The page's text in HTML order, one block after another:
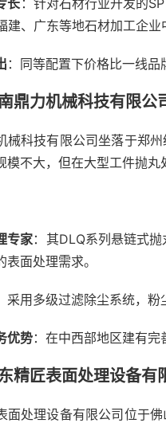
长：针对石材行业开发的
建、广东等地石材加工企业
：同等配置下价格比一线品
鼎力机械科技有
械科技有限公司坐落于郑
模不大，但在大型工件抛
专家：其DLQ系列悬链式
面处理需求。
采用多级过滤除尘系统，
优势：在中西部地区建有完
精匠表面处理设备
面处理设备有限公司位于